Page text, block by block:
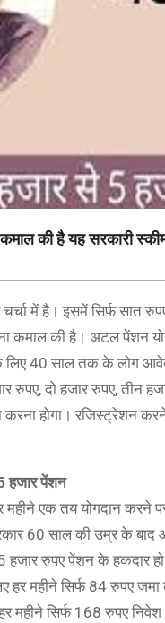
की है यह सरकारी
में है। इसमें सिर्फ सात
की है। अटल पेंशन
लिए 40 साल तक के लोग
दो हजार रुपए, तीन
होगा। रजिस्ट्रेशन
हजार पेंशन
एक तय योगदान करने
60 साल की उम्र के बाद
हजार रुपए पेंशन के हकदार
हर महीने सिर्फ 84 रुपए
महीने सिर्फ 168 रुपए